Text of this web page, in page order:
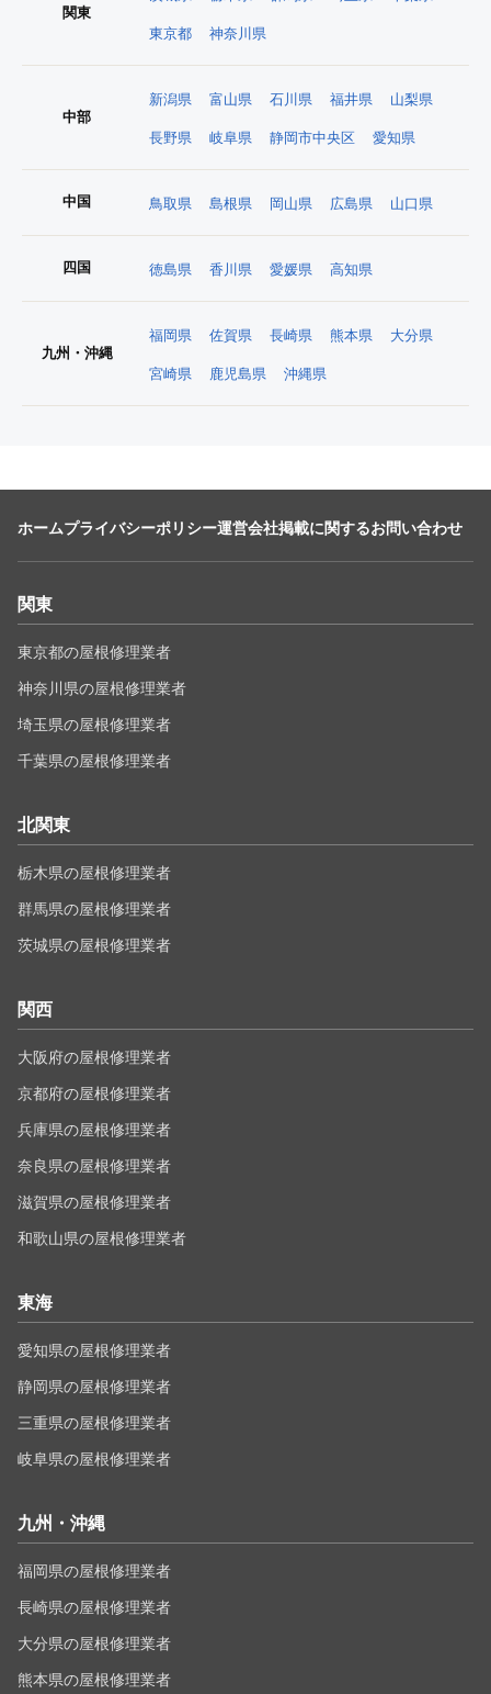
関東
東京都 神奈川県
中部
新潟県 富山県 石川県 福井県 山梨県
長野県 岐阜県 静岡市中央区 愛知県
中国 鳥取県 島根県 岡山県 広島県 山口県
四国 徳島県 香川県 愛媛県 高知県
九州・沖縄
福岡県 佐賀県 長崎県 熊本県 大分県
宮崎県 鹿児島県 沖縄県
ホームプライバシーポリシー運営会社掲載に関するお問い合わせ
関東
東京都の屋根修理業者
神奈川県の屋根修理業者
埼玉県の屋根修理業者
千葉県の屋根修理業者
北関東
栃木県の屋根修理業者
群馬県の屋根修理業者
茨城県の屋根修理業者
関西
大阪府の屋根修理業者
京都府の屋根修理業者
兵庫県の屋根修理業者
奈良県の屋根修理業者
滋賀県の屋根修理業者
和歌山県の屋根修理業者
東海
愛知県の屋根修理業者
静岡県の屋根修理業者
三重県の屋根修理業者
岐阜県の屋根修理業者
九州・沖縄
福岡県の屋根修理業者
長崎県の屋根修理業者
大分県の屋根修理業者
熊本県の屋根修理業者